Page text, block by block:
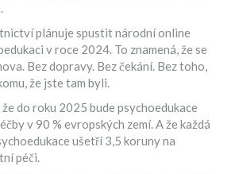
plánuje spustit národní online
v roce 2024. To znamená, že se
Bez dopravy. Bez čekání. Bez toho,
že jste tam byli.
do roku 2025 bude psychoedukace
v 90 % evropských zemí. A že každá
ušetří 3,5 koruny na
péči.